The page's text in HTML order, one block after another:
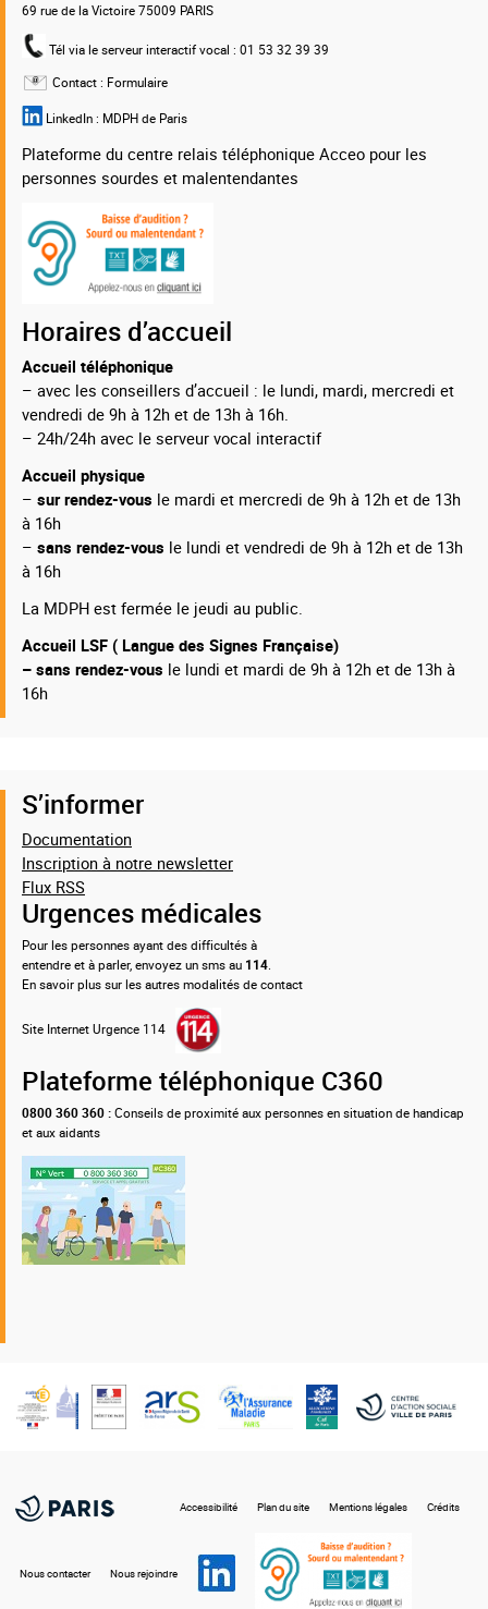
69 rue de la Victoire 75009 PARIS
Tél via le serveur interactif vocal : 01 53 32 39 39
Contact : Formulaire
LinkedIn : MDPH de Paris
Plateforme du centre relais téléphonique Acceo pour les
personnes sourdes et malentendantes
Horaires d’accueil
Accueil téléphonique
– avec les conseillers d’accueil : le lundi, mardi, mercredi et
vendredi de 9h à 12h et de 13h à 16h.
– 24h/24h avec le serveur vocal interactif
Accueil physique
– sur rendez-vous le mardi et mercredi de 9h à 12h et de 13h
à 16h
– sans rendez-vous le lundi et vendredi de 9h à 12h et de 13h
à 16h
La MDPH est fermée le jeudi au public.
Accueil LSF ( Langue des Signes Française)
– sans rendez-vous le lundi et mardi de 9h à 12h et de 13h à
16h
S’informer
Documentation
Inscription à notre newsletter
Flux RSS
Urgences médicales
Pour les personnes ayant des difficultés à
entendre et à parler, envoyez un sms au 114
En savoir plus sur les autres modalités de contact
Site Internet Urgence 114
Plateforme téléphonique C360
0800 360 360 : Conseils de proximité aux personnes en situation de handicap
et aux aidants
Nos
partenaires
Accessibilité Plan du site Mentions légales Crédits
Nous contacter Nous rejoindre